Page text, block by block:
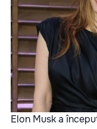
Elon Musk a